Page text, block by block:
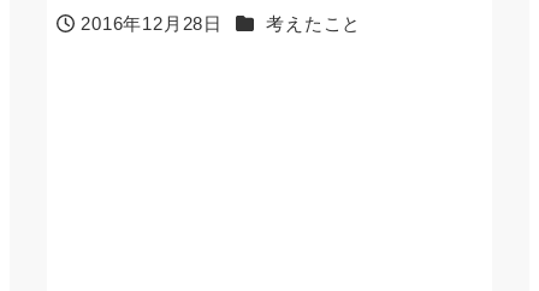
投稿日
2016年12月28日 カテゴリー
考えたこと